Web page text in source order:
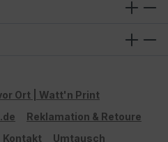
Ort | Watt'n Print
Reklamation & Retoure
Kontakt Umtausch